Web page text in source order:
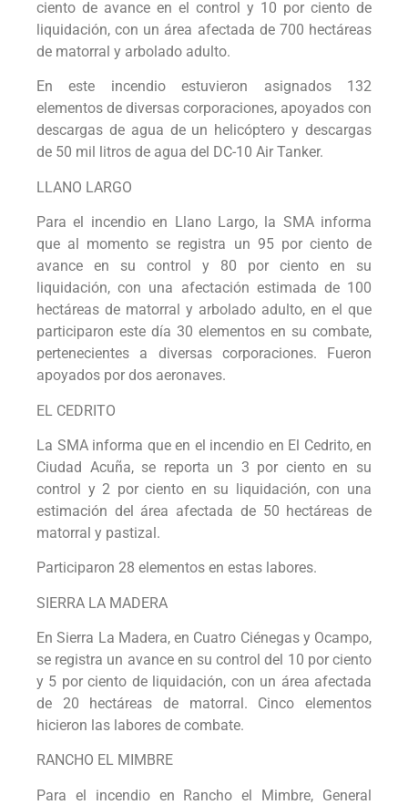
ciento de avance en el control y 10 por ciento de
liquidación, con un área afectada de 700 hectáreas
de matorral y arbolado adulto.
En este incendio estuvieron asignados 132
elementos de diversas corporaciones, apoyados con
descargas de agua de un helicóptero y descargas
de 50 mil litros de agua del DC-10 Air Tanker.
LLANO LARGO
Para el incendio en Llano Largo, la SMA informa
que al momento se registra un 95 por ciento de
avance en su control y 80 por ciento en su
liquidación, con una afectación estimada de 100
hectáreas de matorral y arbolado adulto, en el que
participaron este día 30 elementos en su combate,
pertenecientes a diversas corporaciones. Fueron
apoyados por dos aeronaves.
EL CEDRITO
La SMA informa que en el incendio en El Cedrito, en
Ciudad Acuña, se reporta un 3 por ciento en su
control y 2 por ciento en su liquidación, con una
estimación del área afectada de 50 hectáreas de
matorral y pastizal.
Participaron 28 elementos en estas labores.
SIERRA LA MADERA
En Sierra La Madera, en Cuatro Ciénegas y Ocampo,
se registra un avance en su control del 10 por ciento
y 5 por ciento de liquidación, con un área afectada
de 20 hectáreas de matorral. Cinco elementos
hicieron las labores de combate.
RANCHO EL MIMBRE
Para el incendio en Rancho el Mimbre, General